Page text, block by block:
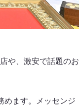
や、激安で話題のお
めます。メッセンジ